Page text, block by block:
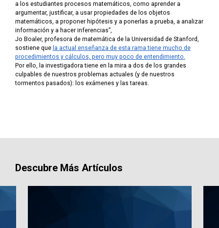
a los estudiantes procesos matemáticos, como aprender a
argumentar, justificar, a usar propiedades de los objetos
matemáticos, a proponer hipótesis y a ponerlas a prueba, a analizar
información y a hacer inferencias”,
Jo Boaler, profesora de matemática de la Universidad de Stanford,
sostiene que la actual enseñanza de esta rama tiene mucho de
procedimientos y cálculos, pero muy poco de entendimiento.
Por ello, la investigadora tiene en la mira a dos de los grandes
culpables de nuestros problemas actuales (y de nuestros
tormentos pasados): los exámenes y las tareas.
Descubre Más Artículos